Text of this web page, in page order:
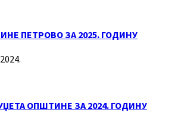
ПЕТРОВО ЗА 2025. ГОДИНУ
ОПШТИНЕ ЗА 2024. ГОДИНУ